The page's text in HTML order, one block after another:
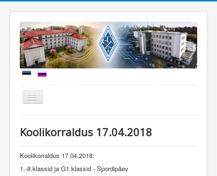
Näita/Peida
menüüd
Meie kool
Sisseastumine
Õppetöö
Koolikorraldus 17.04.2018
Koolikorraldus 17.04.2018:
1.-8.klassid ja G1.klassid - Spordipäev